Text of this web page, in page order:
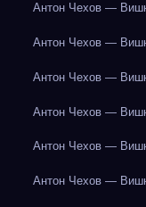
Антон Чехов —
Антон Чехов —
Антон Чехов —
Антон Чехов —
Антон Чехов —
Антон Чехов —